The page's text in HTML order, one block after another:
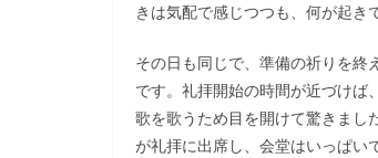
きは気配で感じつつも、何が起き
その日も同じで、準備の祈りを終
です。礼拝開始の時間が近づけば
歌を歌うため目を開けて驚きまし
が礼拝に出席し、会堂はいっぱい